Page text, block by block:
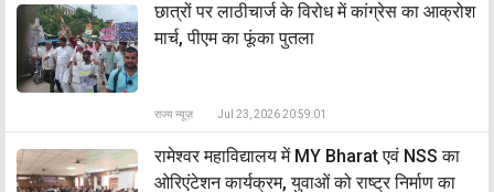
छात्रों पर लाठीचार्ज के विरोध में कांग्रेस का आक्रोश
मार्च, पीएम का फूंका पुतला
राज्य न्यूज़ Jul 23, 2026 20:59:01
रामेश्वर महाविद्यालय में MY Bharat एवं NSS का
ओरिएंटेशन कार्यक्रम, युवाओं को राष्ट्र निर्माण का